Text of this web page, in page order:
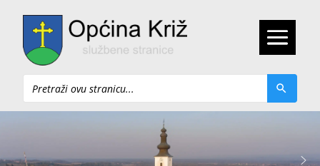
Pretraži